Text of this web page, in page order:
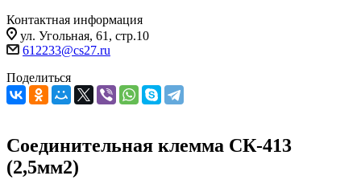
Контактная информация
ул. Угольная, 61, стр.10
612233@cs27.ru
Поделиться
Соединительная клемма СК-413
(2,5мм2)